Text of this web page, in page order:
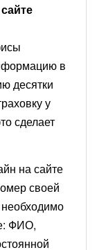
в
десятки
у
сделает
на сайте
своей
ФИО,